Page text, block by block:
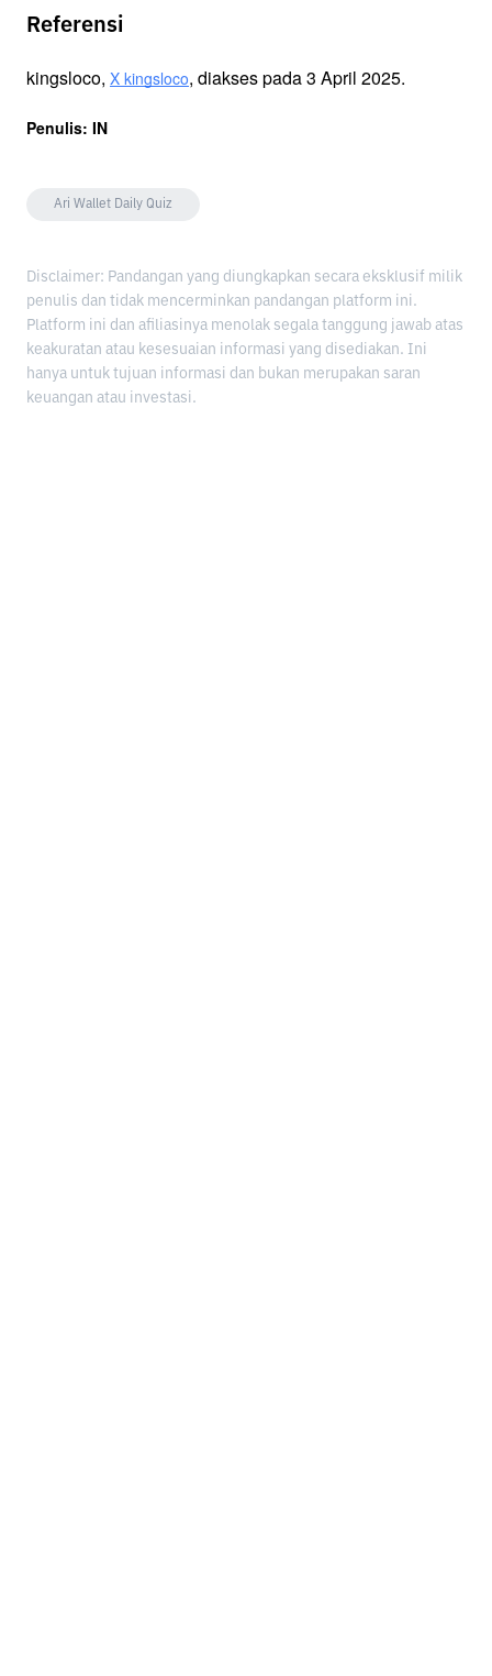
Referensi
kingsloco, X kingsloco, diakses pada 3 April 2025.
Penulis: IN
Ari Wallet Daily Quiz
Disclaimer: Pandangan yang diungkapkan secara eksklusif milik
penulis dan tidak mencerminkan pandangan platform ini.
Platform ini dan afiliasinya menolak segala tanggung jawab atas
keakuratan atau kesesuaian informasi yang disediakan. Ini
hanya untuk tujuan informasi dan bukan merupakan saran
keuangan atau investasi.